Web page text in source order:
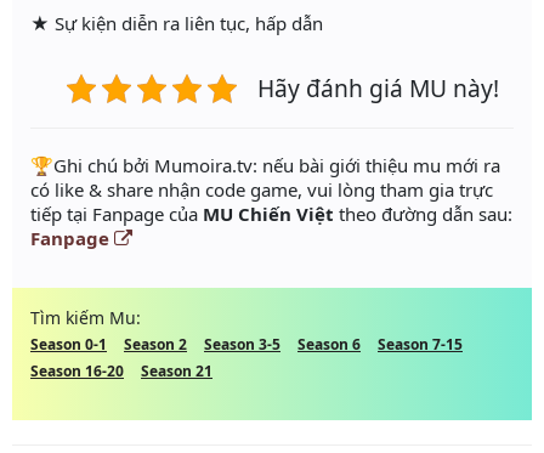
★ Sự kiện diễn ra liên tục, hấp dẫn
Hãy đánh giá MU này!
️🏆Ghi chú bởi Mumoira.tv: nếu bài giới thiệu mu mới ra
có like & share nhận code game, vui lòng tham gia trực
tiếp tại Fanpage của MU Chiến Việt theo đường dẫn sau:
Fanpage
Tìm kiếm Mu:
Season 0-1 Season 2 Season 3-5 Season 6
Season 7-15
Season 16-20
Season 21